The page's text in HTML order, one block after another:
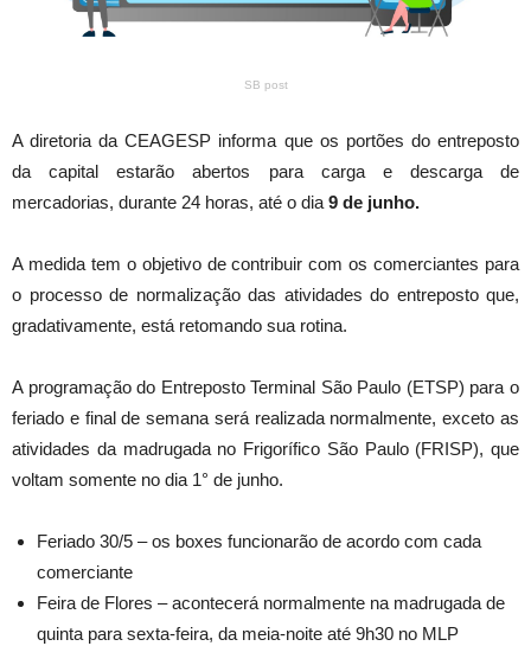
SB post
A diretoria da CEAGESP informa que os portões do entreposto
da capital estarão abertos para carga e descarga de
mercadorias, durante 24 horas, até o dia 9 de junho.
A medida tem o objetivo de contribuir com os comerciantes para
o processo de normalização das atividades do entreposto que,
gradativamente, está retomando sua rotina.
A programação do Entreposto Terminal São Paulo (ETSP) para o
feriado e final de semana será realizada normalmente, exceto as
atividades da madrugada no Frigorífico São Paulo (FRISP), que
voltam somente no dia 1° de junho.
Feriado 30/5 – os boxes funcionarão de acordo com cada
comerciante
Feira de Flores – acontecerá normalmente na madrugada de
quinta para sexta-feira, da meia-noite até 9h30 no MLP